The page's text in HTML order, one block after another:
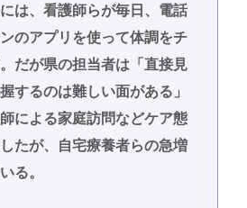
は、看護師らが毎日、電話
のアプリを使って体調をチ
だが県の担当者は「直接見
するのは難しい面がある」
による家庭訪問などケア態
たが、自宅療養者らの急増
る。